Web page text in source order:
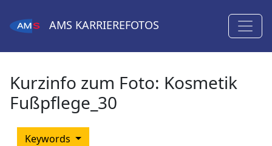
AMS KARRIEREFOTOS
Kurzinfo zum Foto: Kosmetik
Fußpflege_30
Keywords